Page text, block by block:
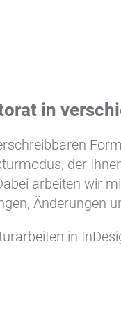
in
der
arbeiten wir
Änderungen
in